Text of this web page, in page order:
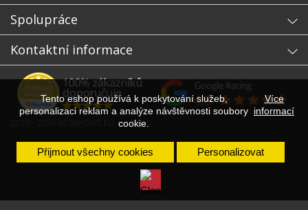
Tento eshop používá k poskytování služeb,
personalizaci reklam a analýze návštěvnosti soubory
cookie.
Více
informací
Přijmout všechny cookies Personalizovat
Spolupráce
Kontaktní informace